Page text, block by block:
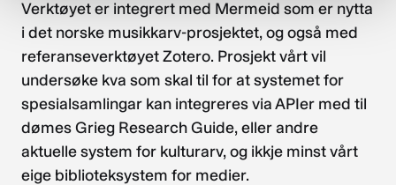
Verktøyet er integrert med Mermeid som er nytta
i det norske musikkarv-prosjektet, og også med
referanseverktøyet Zotero. Prosjekt vårt vil
undersøke kva som skal til for at systemet for
spesialsamlingar kan integreres via APIer med til
dømes Grieg Research Guide, eller andre
aktuelle system for kulturarv, og ikkje minst vårt
eige biblioteksystem for medier.